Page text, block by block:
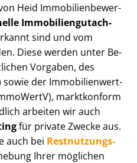
Heid Im­mo­bi­li­en­be­wer­
Im­mo­bi­li­en­gut­ach­
sind und vom
Diese werden unter Be­
Vorgaben, des
sowie der Im­mo­bi­li­en­wert­
marktkonform
arbeiten wir auch
für private Zwecke aus.
auch bei Rest­nut­zungs­
Ihrer möglichen